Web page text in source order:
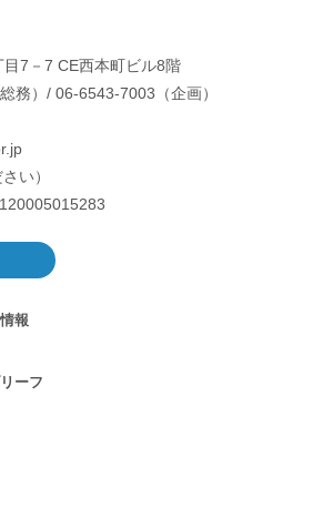
7－7 CE西本町ビル8階
務）/ 06-6543-7003（企画）
い）
報
ーフ